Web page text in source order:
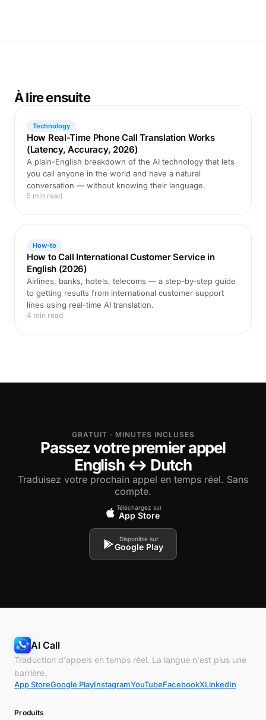
À lire ensuite
Technology
How Real-Time Phone Call Translation Works
(Latency, Accuracy, 2026)
A plain-English breakdown of the AI technology that lets
you call anyone in the world and have a natural
conversation — without knowing their language.
5 min read
How-to
How to Call International Customer Service in
English (2026)
Airlines, banks, hotels, telecoms — a step-by-step guide
to getting results from international customer support
lines using real-time AI translation.
4 min read
GRATUIT · MINUTES INCLUSES
Passez votre premier appel
English ↔ Dutch
Traduisez votre prochain appel en temps réel. Sans
compte.
Téléchargez sur
App Store
Disponible sur
Google Play
AI Call
Traduction d'appels en temps réel. La langue n'est plus une
barrière.
App StoreGoogle PlayInstagramYouTubeFacebookXLinkedIn
Produits